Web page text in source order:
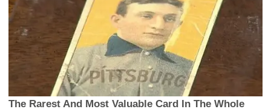
The Rarest And Most Valuable Card In The Whole